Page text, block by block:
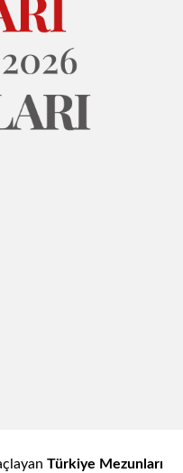
Türkiye Mezunları
Türkiye Mezunları
Akademik Teşvik
Programı 2026-1.